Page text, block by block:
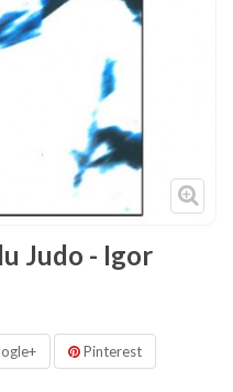
Judo - Igor
Pinterest